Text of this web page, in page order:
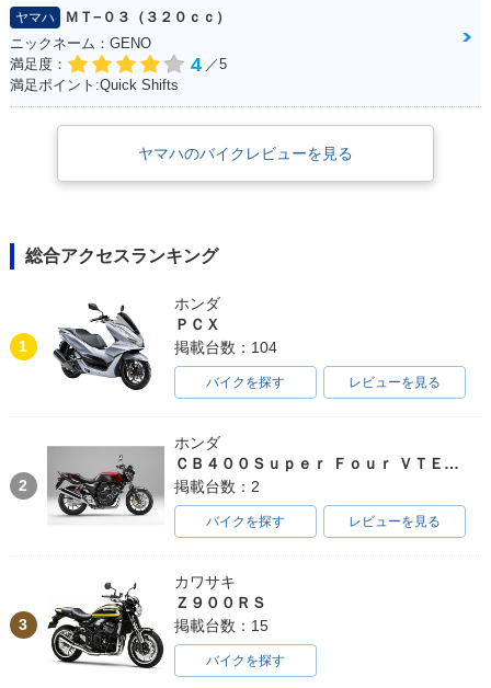
ヤマハ
ＭＴ−０３（３２０ｃｃ）
ニックネーム：GENO
満足度：
4 ／5
満足ポイント:Quick Shifts
ヤマハのバイクレビューを見る
総合アクセスランキング
1
ホンダ
ＰＣＸ
掲載台数：104
バイクを探す レビューを見る
2
ホンダ
ＣＢ４００Ｓｕｐｅｒ Ｆｏｕｒ ＶＴＥＣ ＳＰＥＣ３
掲載台数：2
バイクを探す レビューを見る
3
カワサキ
Ｚ９００ＲＳ
掲載台数：15
バイクを探す